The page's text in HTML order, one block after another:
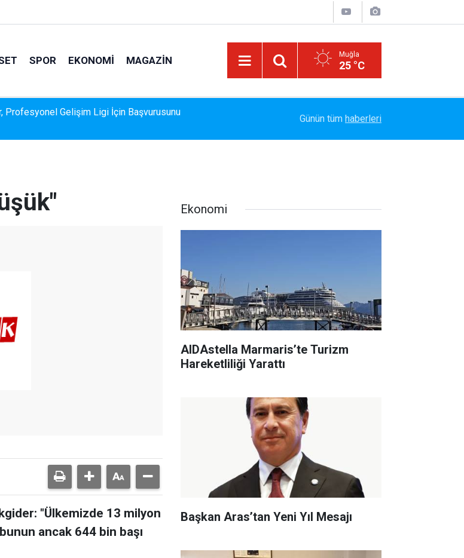
SPOR EKONOMI MAGAZIN Muğla
25 °C
Profesyonel Gelişim Ligi İçin Başvurusunu
Bakanlık Veri Sunamadı: Metin Ergun'dan
Günün tüm haberleri
"Ülkemizde 13 milyon
ancak 644 bin başı
Ekonomi
AIDAstella Marmaris’te Turizm
Hareketliliği Yarattı
Başkan Aras’tan Yeni Yıl Mesajı